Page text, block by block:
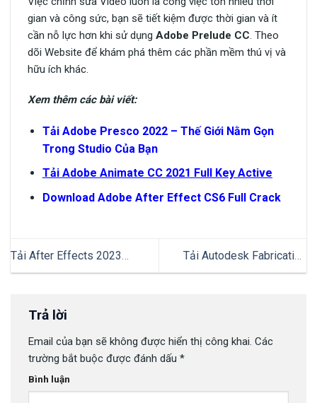
gian và công sức, bạn sẽ tiết kiệm được thời gian và ít
cần nỗ lực hơn khi sử dụng Adobe Prelude CC. Theo
dõi Website để khám phá thêm các phần mềm thú vị và
hữu ích khác.
Xem thêm các bài viết:
Tải Adobe Presco 2022 – Thế Giới Nằm Gọn
Trong Studio Của Bạn
Tải Adobe Animate CC 2021 Full Key Active
Download Adobe After Effect CS6 Full Crack
Tải After Effects 2023
Actived License Key + Full
Tải Autodesk Fabrication
CADmep Full Crack – Thiết Kế
Trả lời
Email của bạn sẽ không được hiển thị công khai. Các
trường bắt buộc được đánh dấu *
Bình luận